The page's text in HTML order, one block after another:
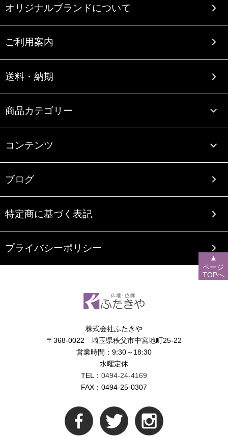
オリジナルブランドについて
ご利用案内
送料・納期
商品カテゴリー
コンテンツ
ブログ
特定商に基づく表記
プライバシーポリシー
株式会社ふたきや
〒368-0022 埼玉県秩父市中宮地町25-22
営業時間：9:30～18:30
水曜定休
TEL： 0494-24-4169
FAX：0494-25-0307
▲
ページ
TOPへ